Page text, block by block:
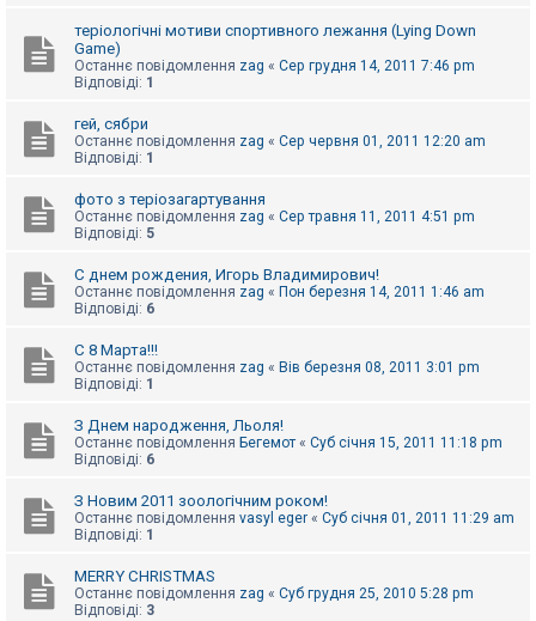
теріологічні мотиви спортивного лежання (Lying Down
Game)
Останнє повідомлення zag « Сер грудня 14, 2011 7:46 pm
Відповіді: 1
гей, сябри
Останнє повідомлення zag « Сер червня 01, 2011 12:20 am
Відповіді: 1
фото з теріозагартування
Останнє повідомлення zag « Сер травня 11, 2011 4:51 pm
Відповіді: 5
С днем рождения, Игорь Владимирович!
Останнє повідомлення zag « Пон березня 14, 2011 1:46 am
Відповіді: 6
С 8 Марта!!!
Останнє повідомлення zag « Вів березня 08, 2011 3:01 pm
Відповіді: 1
З Днем народження, Льоля!
Останнє повідомлення Бегемот « Суб січня 15, 2011 11:18 pm
Відповіді: 6
З Новим 2011 зоологічним роком!
Останнє повідомлення vasyl eger « Суб січня 01, 2011 11:29 am
Відповіді: 1
MERRY CHRISTMAS
Останнє повідомлення zag « Суб грудня 25, 2010 5:28 pm
Відповіді: 3